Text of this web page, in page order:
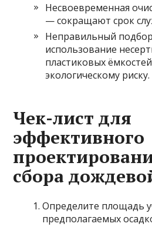
Несвоевременная
— сокращают срок
Неправильный
использование
пластиковых
экологическому риску.
Чек-лист для
эффективного
сбора
Определите площадь
предполагаемых